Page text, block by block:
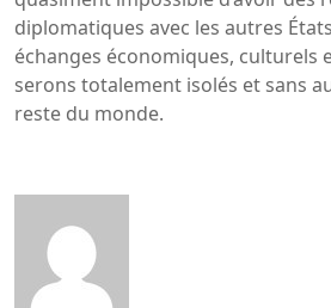
diplomatiques avec les autres
échanges économiques, culturels
serons totalement isolés et sans
reste du monde.